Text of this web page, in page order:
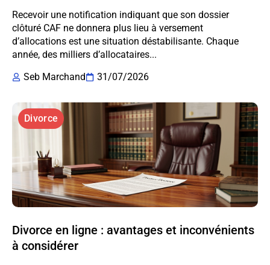
Recevoir une notification indiquant que son dossier
clôturé CAF ne donnera plus lieu à versement
d’allocations est une situation déstabilisante. Chaque
année, des milliers d’allocataires...
Seb Marchand
31/07/2026
Divorce
Divorce en ligne : avantages et inconvénients
à considérer